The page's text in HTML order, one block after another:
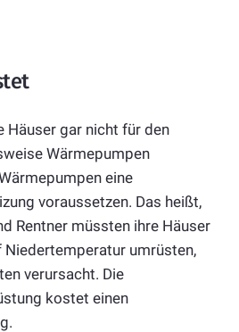
Häuser gar nicht für den
Wärmepumpen
eine
voraussetzen. Das heißt,
Rentner müssten ihre Häuser
Niedertemperatur umrüsten,
verursacht. Die
kostet einen